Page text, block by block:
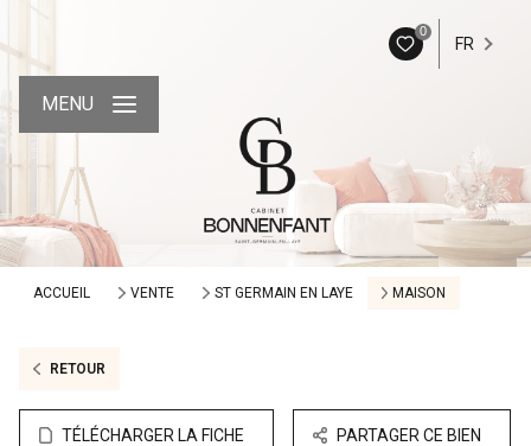
0
FR
MENU
ACCUEIL VENTE ST GERMAIN EN LAYE MAISON
RETOUR
TÉLÉCHARGER LA FICHE PARTAGER CE BIEN